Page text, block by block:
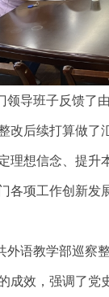
领导班子反馈了
改后续打算做
理想信念、提
各项工作创新发
外语教学部巡察
成效，强调了